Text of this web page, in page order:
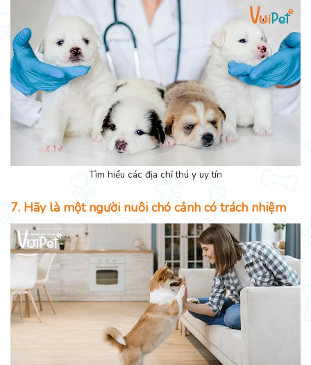
Tìm hiểu các địa chỉ thú y uy tín
7. Hãy là một người nuôi chó cảnh có trách nhiệm